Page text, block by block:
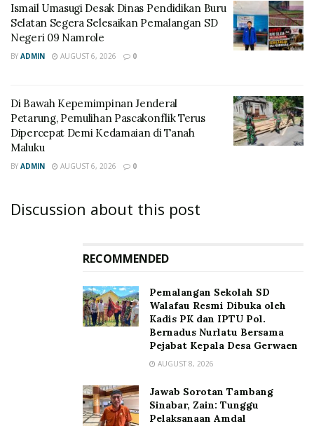
Ismail Umasugi Desak Dinas Pendidikan Buru
Selatan Segera Selesaikan Pemalangan SD
Negeri 09 Namrole
BY ADMIN AUGUST 6, 2026 0
Di Bawah Kepemimpinan Jenderal
Petarung, Pemulihan Pascakonflik Terus
Dipercepat Demi Kedamaian di Tanah
Maluku
BY ADMIN AUGUST 6, 2026 0
Discussion about this post
RECOMMENDED
Pemalangan Sekolah SD
Walafau Resmi Dibuka oleh
Kadis PK dan IPTU Pol.
Bernadus Nurlatu Bersama
Pejabat Kepala Desa Gerwaen
AUGUST 8, 2026
Jawab Sorotan Tambang
Sinabar, Zain: Tunggu
Pelaksanaan Amdal